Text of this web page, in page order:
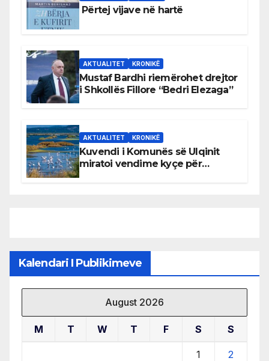
Përtej vijave në hartë
AKTUALITET KRONIKË
Mustaf Bardhi riemërohet drejtor
i Shkollës Fillore “Bedri Elezaga”
AKTUALITET KRONIKË
Kuvendi i Komunës së Ulqinit
miratoi vendime kyçe për
Kalendari I Publikimeve
August 2026
M T W T F S S
1 2